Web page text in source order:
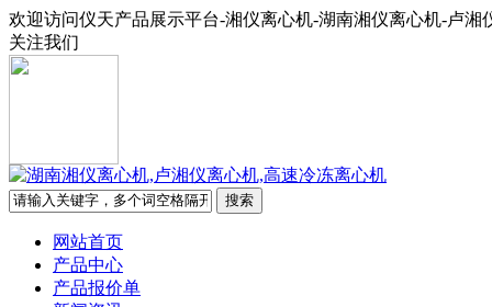
欢迎访问仪天产品展示平台-湘仪离心机-湖南湘仪离心机-卢湘
关注我们
网站首页
产品中心
产品报价单